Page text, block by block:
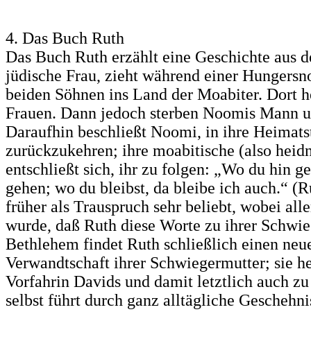
4. Das Buch Ruth
Das Buch Ruth erzählt eine Geschichte aus
jüdische Frau, zieht während einer
beiden Söhnen ins Land der Moabiter. Dort
Frauen. Dann jedoch sterben Noomis Mann
Daraufhin beschließt Noomi, in ihre
zurückzukehren; ihre moabitische (also
entschließt sich, ihr zu folgen: „Wo du hin
gehen; wo du bleibst, da bleibe ich auch.“
früher als Trauspruch sehr beliebt, wobei
wurde, daß Ruth diese Worte zu ihrer
Bethlehem findet Ruth schließlich einen
Verwandtschaft ihrer Schwiegermutter; sie
Vorfahrin Davids und damit letztlich auch
selbst führt durch ganz alltägliche